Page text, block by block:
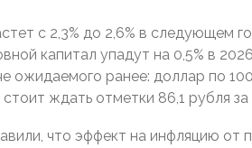
с 2,3% до 2,6% в следующем
капитал упадут на 0,5% в
ожидаемого ранее: доллар по
ждать отметки 86,1 рубля за
что эффект на инфляцию